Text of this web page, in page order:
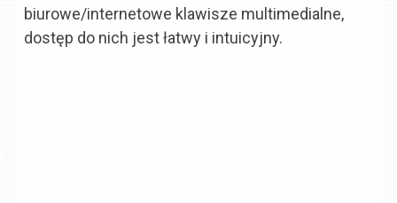
biurowe/internetowe klawisze multimedialne,
dostęp do nich jest łatwy i intuicyjny.